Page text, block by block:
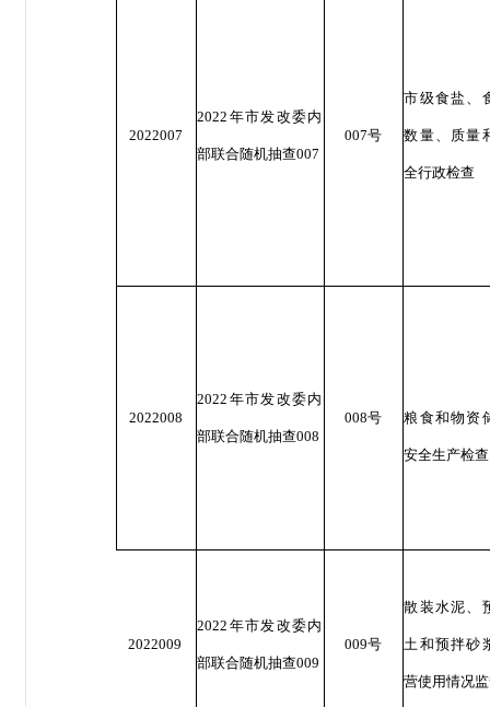
2022007
2022年市发改委内
部联合随机抽查007
007号
市级食盐、
数量、质量
全行政检查
2022008
2022年市发改委内
部联合随机抽查008
008号 粮食和物资
安全生产检查
2022009
2022年市发改委内
部联合随机抽查009
009号
散装水泥、
土和预拌砂
营使用情况